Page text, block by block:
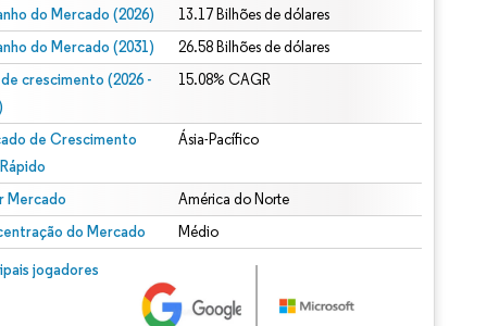
do Mercado (2026) 13.17 Bilhões de dólares
do Mercado (2031) 26.58 Bilhões de dólares
de crescimento (2026 -
15.08% CAGR
de Crescimento
Ásia-Pacífico
Mercado América do Norte
do Mercado Médio
jogadores
© Mordor Intelligence. O reuso requer atribuição conforme CC BY 4.0.
conforme CC BY 4.0.